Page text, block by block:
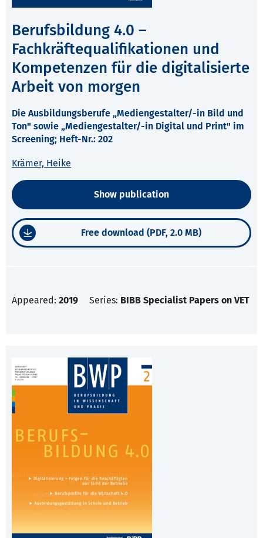
Berufsbildung 4.0 –
Fachkräftequalifikationen und
Kompetenzen für die digitalisierte
Arbeit von morgen
Die Ausbildungsberufe „Mediengestalter/-in Bild und
Ton" sowie „Mediengestalter/-in Digital und Print" im
Screening; Heft-Nr.: 202
Krämer, Heike
Show publication
Free download (PDF, 2.0 MB)
Appeared: 2019 Series: BIBB Specialist Papers on VET